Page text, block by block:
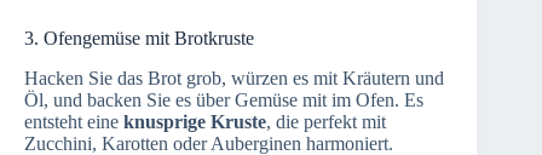
3. Ofengemüse mit Brotkruste
Hacken Sie das Brot grob, würzen es mit Kräutern und
Öl, und backen Sie es über Gemüse mit im Ofen. Es
entsteht eine knusprige Kruste, die perfekt mit
Zucchini, Karotten oder Auberginen harmoniert.